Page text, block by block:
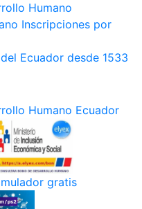
Humano
Inscripciones por
Ecuador desde 1533
Humano Ecuador
gratis